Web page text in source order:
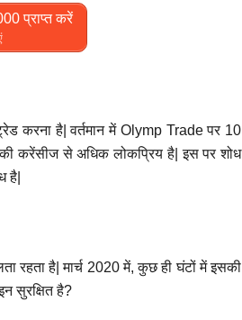
प्राप्त करें
करना है| वर्तमान में Olymp Trade पर 10
करेंसीज से अधिक लोकप्रिय है| इस पर शोध
है|
रहता है| मार्च 2020 में, कुछ ही घंटों में इसकी
सुरक्षित है?